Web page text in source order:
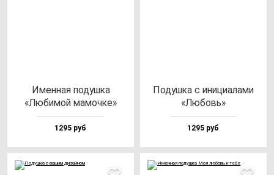
Имен­ная по­душ­ка
«Люби­мой ма­моч­ке»
1295 руб
Подуш­ка с ини­ци­ала­ми
«Любовь»
1295 руб